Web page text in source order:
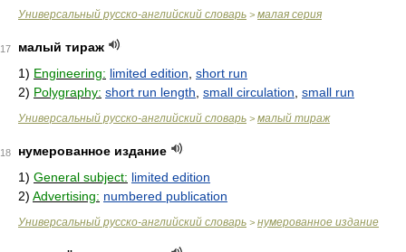
Универсальный русско-английский словарь > малая серия
17
малый тираж
1) Engineering: limited edition short run
2) Polygraphy: short run length small circulation small run
Универсальный русско-английский словарь > малый тираж
18
нумерованное издание
1) General subject: limited edition
2) Advertising: numbered publication
Универсальный русско-английский словарь > нумерованное издание